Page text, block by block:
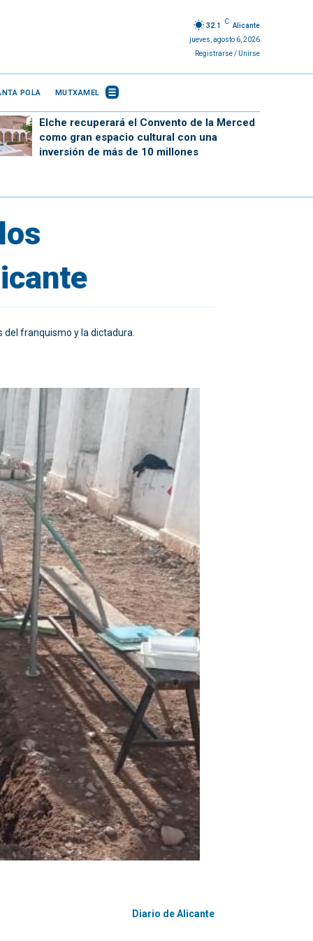
32.1
C
Alicante
jueves, agosto 6, 2026
Registrarse / Unirse
POLA MUTXAMEL
Elche recuperará el Convento de la Merced
como gran espacio cultural con una
inversión de más de 10 millones
franquismo y la dictadura.
Diario de Alicante